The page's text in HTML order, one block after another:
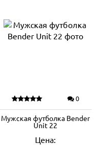
0
Мужская футболка Bender
Unit 22
Цена: